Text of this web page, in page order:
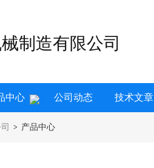
制造有限公司
中心 公司动态 技术文章
> 产品中心